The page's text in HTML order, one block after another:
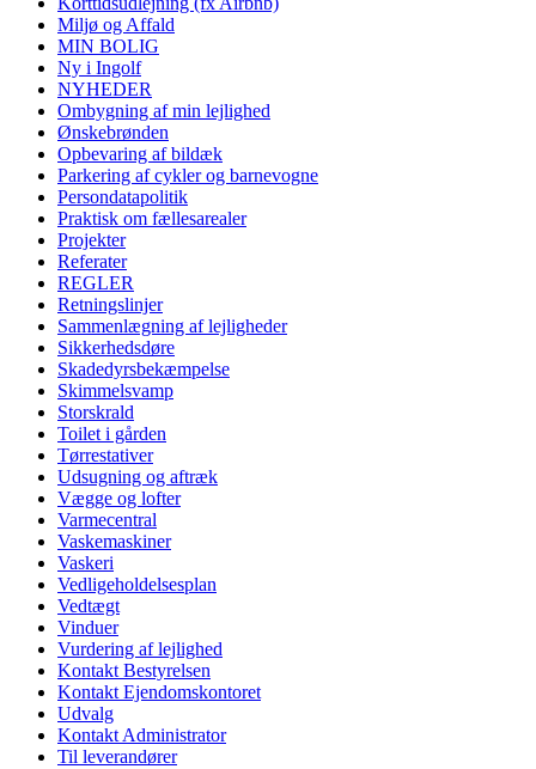
Miljø og Affald
MIN BOLIG
Ny i Ingolf
NYHEDER
Ombygning af min lejlighed
Ønskebrønden
Opbevaring af bildæk
Parkering af cykler og barnevogne
Persondatapolitik
Praktisk om fællesarealer
Projekter
Referater
REGLER
Retningslinjer
Sammenlægning af lejligheder
Sikkerhedsdøre
Skadedyrsbekæmpelse
Skimmelsvamp
Storskrald
Toilet i gården
Tørrestativer
Udsugning og aftræk
Vægge og lofter
Varmecentral
Vaskemaskiner
Vaskeri
Vedligeholdelsesplan
Vedtægt
Vinduer
Vurdering af lejlighed
Kontakt Bestyrelsen
Kontakt Ejendomskontoret
Udvalg
Kontakt Administrator
Til leverandører